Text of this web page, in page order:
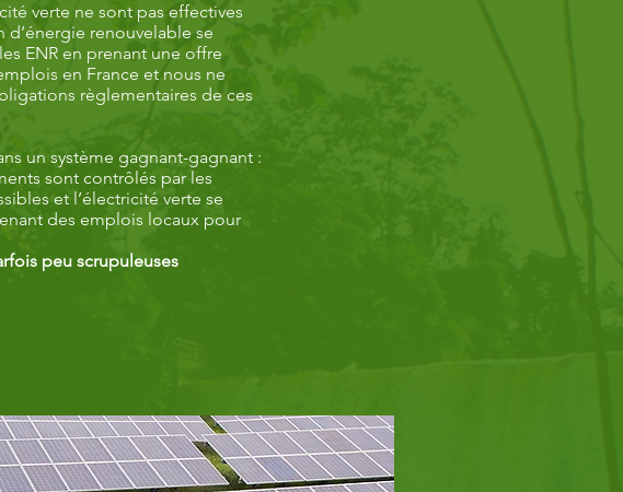
verte ne sont pas effectives
d’énergie renouvelable se
ENR en prenant une offre
en France et nous ne
règlementaires de ces
un système gagnant-gagnant :
sont contrôlés par les
et l’électricité verte se
des emplois locaux pour
peu scrupuleuses